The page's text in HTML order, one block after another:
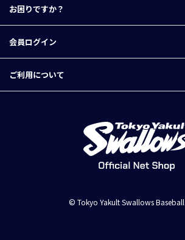
お困りですか？
会員ログイン
ご利用について
© Tokyo Yakult Swallows